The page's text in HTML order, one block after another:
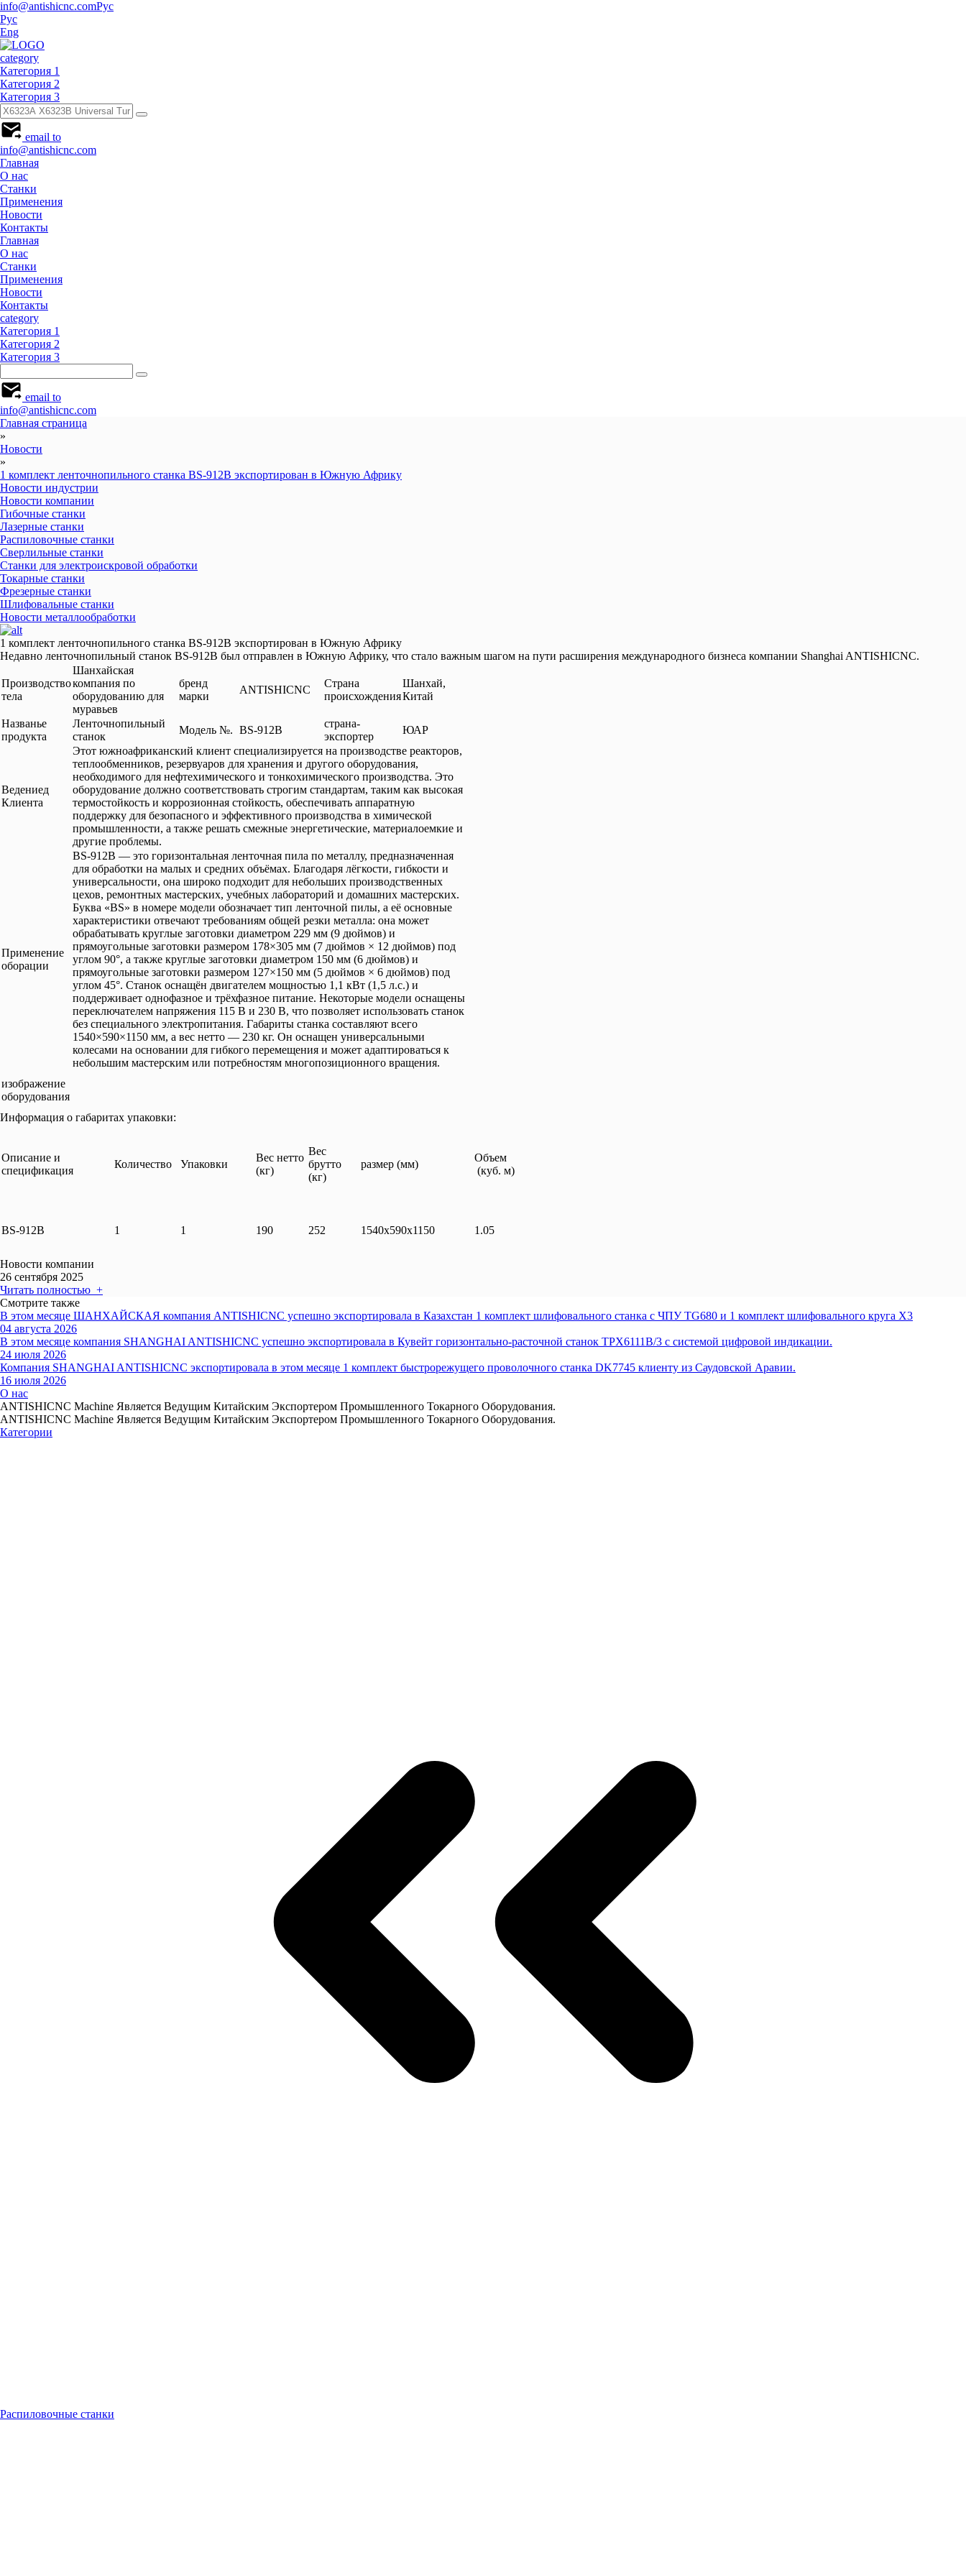
info@antishicnc.comРус
Рус
Eng
category
Категория 1
Категория 2
Категория 3
email to
info@antishicnc.com
Главная
О нас
Станки
Применения
Новости
Контакты
Главная
О нас
Станки
Применения
Новости
Контакты
category
Категория 1
Категория 2
Категория 3
email to
info@antishicnc.com
Главная страница
»
Новости
»
1 комплект ленточнопильного станка BS-912B экспортирован в Южную Африку
Новости индустрии
Новости компании
Гибочные станки
Лазерные станки
Распиловочные станки
Сверлильные станки
Станки для электроискровой обработки
Токарные станки
Фрезерные станки
Шлифовальные станки
Новости металлообработки
1 комплект ленточнопильного станка BS-912B экспортирован в Южную Африку
Недавно ленточнопильный станок BS-912B был отправлен в Южную Африку, что стало важным шагом на пути расширения международного бизнеса компании Shanghai ANTISHICNC.
Производство
тела
Шанхайская
компания по
оборудованию для
муравьев
бренд
марки
ANTISHICNC
Страна
происхождения
Шанхай,
Китай
Названье
продукта
Ленточнопильный
станок
Модель №. BS-912B
страна-
экспортер
ЮАР
Ведениед
Клиента
Этот южноафриканский клиент специализируется на производстве реакторов,
теплообменников, резервуаров для хранения и другого оборудования,
необходимого для нефтехимического и тонкохимического производства. Это
оборудование должно соответствовать строгим стандартам, таким как высокая
термостойкость и коррозионная стойкость, обеспечивать аппаратную
поддержку для безопасного и эффективного производства в химической
промышленности, а также решать смежные энергетические, материалоемкие и
другие проблемы.
Применение
оборации
BS-912B — это горизонтальная ленточная пила по металлу, предназначенная
для обработки на малых и средних объёмах. Благодаря лёгкости, гибкости и
универсальности, она широко подходит для небольших производственных
цехов, ремонтных мастерских, учебных лабораторий и домашних мастерских.
Буква «BS» в номере модели обозначает тип ленточной пилы, а её основные
характеристики отвечают требованиям общей резки металла: она может
обрабатывать круглые заготовки диаметром 229 мм (9 дюймов) и
прямоугольные заготовки размером 178×305 мм (7 дюймов × 12 дюймов) под
углом 90°, а также круглые заготовки диаметром 150 мм (6 дюймов) и
прямоугольные заготовки размером 127×150 мм (5 дюймов × 6 дюймов) под
углом 45°. Станок оснащён двигателем мощностью 1,1 кВт (1,5 л.с.) и
поддерживает однофазное и трёхфазное питание. Некоторые модели оснащены
переключателем напряжения 115 В и 230 В, что позволяет использовать станок
без специального электропитания. Габариты станка составляют всего
1540×590×1150 мм, а вес нетто — 230 кг. Он оснащен универсальными
колесами на основании для гибкого перемещения и может адаптироваться к
небольшим мастерским или потребностям многопозиционного вращения.
изображение
оборудования
Информация о габаритах упаковки:
Описание и
спецификация
Количество Упаковки
Вес нетто
(кг)
Вес
брутто
(кг)
размер (мм)
Объем
(куб. м)
BS-912B 1 1 190 252 1540x590x1150 1.05
Новости компании
26 сентября 2025
Читать полностью +
Смотрите также
В этом месяце ШАНХАЙСКАЯ компания ANTISHICNC успешно экспортировала в Казахстан 1 комплект шлифовального станка с ЧПУ TG680 и 1 комплект шлифовального круга X3
04 августа 2026
В этом месяце компания SHANGHAI ANTISHICNC успешно экспортировала в Кувейт горизонтально-расточной станок TPX6111B/3 с системой цифровой индикации.
24 июля 2026
Компания SHANGHAI ANTISHICNC экспортировала в этом месяце 1 комплект быстрорежущего проволочного станка DK7745 клиенту из Саудовской Аравии.
16 июля 2026
О нас
ANTISHICNC Machine Является Ведущим Китайским Экспортером Промышленного Токарного Оборудования.
ANTISHICNC Machine Является Ведущим Китайским Экспортером Промышленного Токарного Оборудования.
Категории
Распиловочные станки